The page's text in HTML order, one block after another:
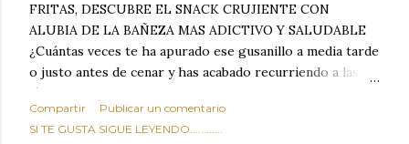
FRITAS, DESCUBRE EL SNACK CRUJIENTE CON
ALUBIA DE LA BAÑEZA MAS ADICTIVO Y SALUDABLE
¿Cuántas veces te ha apurado ese gusanillo a media tarde
o justo antes de cenar y has acabado recurriendo a las
típicas patatas de bolsa, frutos secos fritos o snacks
ultraprocesados llenos de grasas saturadas y sodio?
Todos hemos estado ahí. Sin embargo, cuidarse no tiene
Compartir
Publicar un comentario
SI TE GUSTA SIGUE LEYENDO............